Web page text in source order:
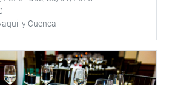
y Cuenca